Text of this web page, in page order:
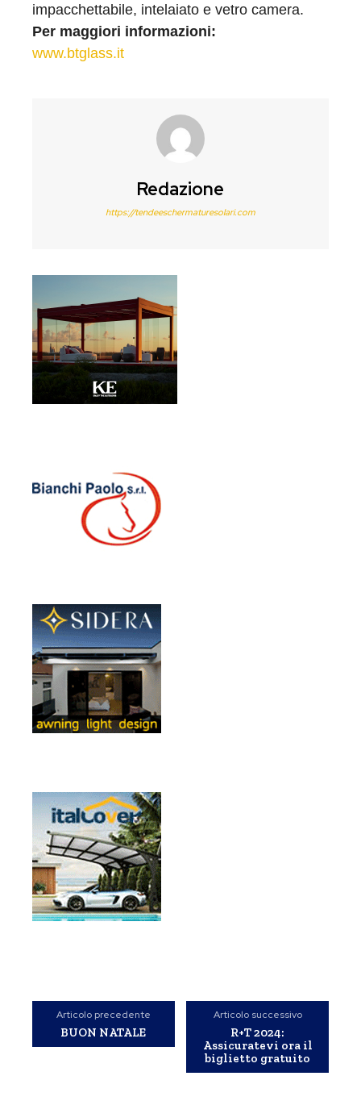
impacchettabile, intelaiato e vetro camera.
Per maggiori informazioni:
www.btglass.it
Redazione
https://tendeeschermaturesolari.com
Articolo precedente
BUON NATALE
Articolo successivo
R+T 2024:
Assicuratevi ora il
biglietto gratuito